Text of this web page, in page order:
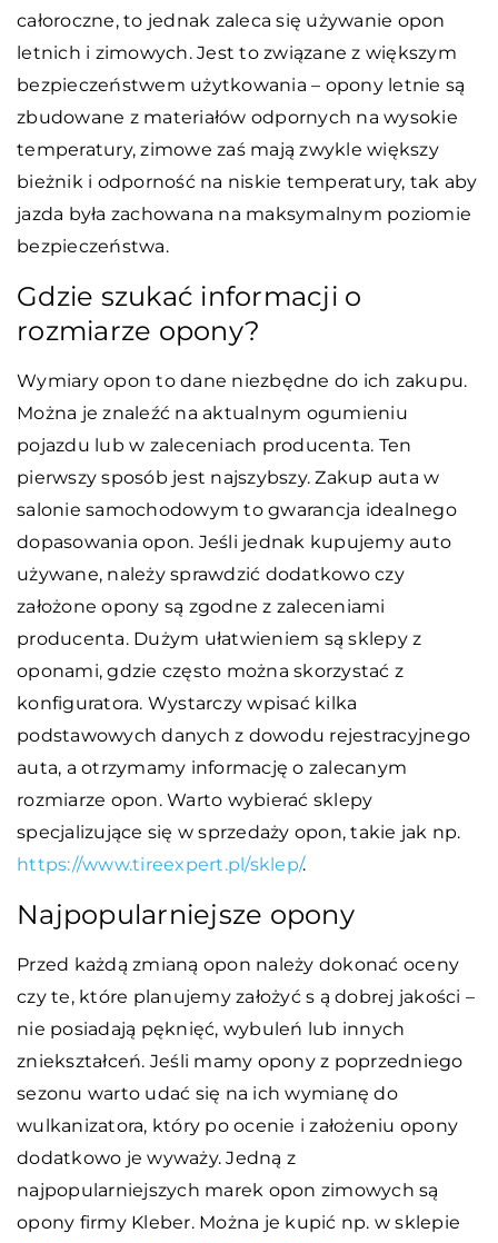
całoroczne, to jednak zaleca się używanie opon
letnich i zimowych. Jest to związane z większym
bezpieczeństwem użytkowania – opony letnie są
zbudowane z materiałów odpornych na wysokie
temperatury, zimowe zaś mają zwykle większy
bieżnik i odporność na niskie temperatury, tak aby
jazda była zachowana na maksymalnym poziomie
bezpieczeństwa.
Gdzie szukać informacji o
rozmiarze opony?
Wymiary opon to dane niezbędne do ich zakupu.
Można je znaleźć na aktualnym ogumieniu
pojazdu lub w zaleceniach producenta. Ten
pierwszy sposób jest najszybszy. Zakup auta w
salonie samochodowym to gwarancja idealnego
dopasowania opon. Jeśli jednak kupujemy auto
używane, należy sprawdzić dodatkowo czy
założone opony są zgodne z zaleceniami
producenta. Dużym ułatwieniem są sklepy z
oponami, gdzie często można skorzystać z
konfiguratora. Wystarczy wpisać kilka
podstawowych danych z dowodu rejestracyjnego
auta, a otrzymamy informację o zalecanym
rozmiarze opon. Warto wybierać sklepy
specjalizujące się w sprzedaży opon, takie jak np.
https://www.tireexpert.pl/sklep/.
Najpopularniejsze opony
Przed każdą zmianą opon należy dokonać oceny
czy te, które planujemy założyć s ą dobrej jakości –
nie posiadają pęknięć, wybuleń lub innych
zniekształceń. Jeśli mamy opony z poprzedniego
sezonu warto udać się na ich wymianę do
wulkanizatora, który po ocenie i założeniu opony
dodatkowo je wyważy. Jedną z
najpopularniejszych marek opon zimowych są
opony firmy Kleber. Można je kupić np. w sklepie